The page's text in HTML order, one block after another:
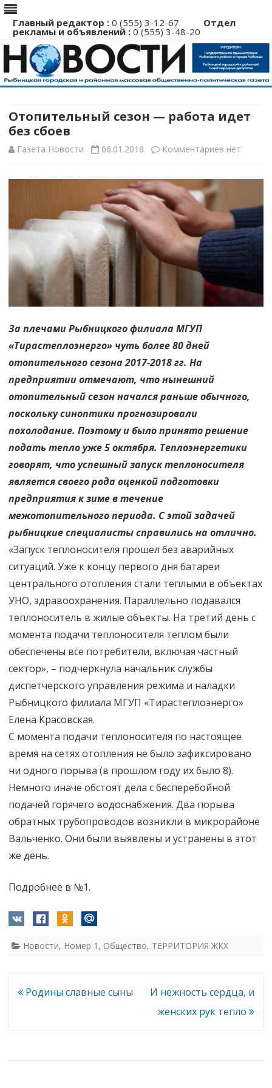
Главный редактор : 0 (555) 3-12-67 Отдел
рекламы и объявлений : 0 (555) 3-48-20
Перейти
содержимому
Отопительный сезон — работа идет
без сбоев
Газета Новости 06.01.2018 Комментариев к
сезон
—
работа
нет
За плечами Рыбницкого филиала МГУП
«Тирастеплоэнерго» чуть более 80 дней
отопительного сезона 2017-2018 гг. На
предприятии отмечают, что нынешний
отопительный сезон начался раньше обычного,
поскольку синоптики прогнозировали
похолодание. Поэтому и было принято решение
подать тепло уже 5 октября. Теплоэнергетики
говорят, что успешный запуск теплоносителя
является своего рода оценкой подготовки
предприятия к зиме в течение
межотопительного периода. С этой задачей
рыбницкие специалисты справились на отлично.
«Запуск теплоносителя прошел без аварийных
ситуаций. Уже к концу первого дня батареи
центрального отопления стали теплыми в объектах
УНО, здравоохранения. Параллельно подавался
теплоноситель в жилые объекты. На третий день с
момента подачи теплоносителя теплом были
обеспечены все потребители, включая частный
сектор», – подчеркнула начальник службы
диспетчерского управления режима и наладки
Рыбницкого филиала МГУП «Тирастеплоэнерго»
Елена Красовская.
С момента подачи теплоносителя по настоящее
время на сетях отопления не было зафиксировано
ни одного порыва (в прошлом году их было 8).
Немного иначе обстоят дела с бесперебойной
подачей горячего водоснабжения. Два порыва
обратных трубопроводов возникли в микрорайоне
Вальченко. Они были выявлены и устранены в этот
же день.
Подробнее в №1.
Новости, Номер 1 , Общество, ТЕРРИТОРИЯ ЖКХ
Навигация
Родины славные сыны
И нежность сердца, и
женских рук тепло